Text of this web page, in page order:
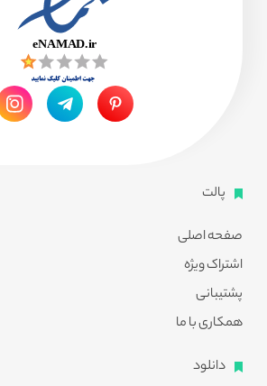
پالت
صفحه اصلی
اشتراک ویژه
پشتیبانی
همکاری با ما
دانلود